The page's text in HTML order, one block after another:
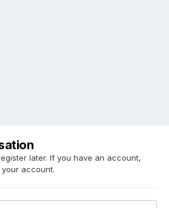
later. If you have an account,
account.